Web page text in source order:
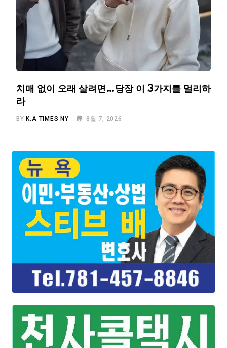
치매 없이 오래 살려면…당장 이 3가지를 멀리하
라
BYK.A TIMES NY 8월 7, 2026